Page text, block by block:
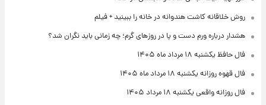
روش خلاقانه کاشت هندوانه در خانه را ببینید + فیلم
هشدار درباره ورم دست و پا در روزهای گرم؛ چه زمانی باید نگران شد؟
فال حافظ یکشنبه ۱۸ مرداد ماه ۱۴۰۵
فال قهوه روزانه یکشنبه ۱۸ مرداد ماه ۱۴۰۵
فال روزانه واقعی یکشنبه ۱۸ مرداد ۱۴۰۵